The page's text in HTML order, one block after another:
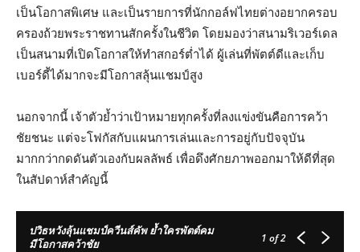
เป็นโอกาสพิเศษ และเป็นรายการที่นักกอล์ฟไทยต่างอยากครอบ
ครองถ้วยพระราชทานสักครั้งในชีวิต โดยมองว่าสนามริเวอร์เดล
เป็นสนามที่เปิดโอกาสให้ทำสกอร์ต่ำได้ ผู้เล่นที่พัตต์ดีและเก็บ
เบอร์ดี้ได้มากจะมีโอกาสลุ้นแชมป์สูง
นอกจากนี้ เจ้าตัวย้ำว่าเป้าหมายทุกครั้งที่ลงแข่งขันคือการคว้า
ชัยชนะ แต่จะโฟกัสกับแผนการเล่นและการอยู่กับปัจจุบัน
มากกว่ากดดันตัวเองกับผลลัพธ์ เพื่อดึงศักยภาพออกมาให้ดีที่สุด
ในสัปดาห์สำคัญนี้
ปวิธหวังลุ้นแชมป์ควีนส์คัพ ย้ำใครพัตต์คม
มีโอกาสคว้าชัย
1 of 2